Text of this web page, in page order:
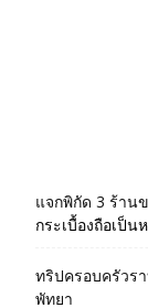
แจกพิกัด 3 ร้าน
กระเบื้องถือเป็
ทริปครอบครัวร
พัทยา